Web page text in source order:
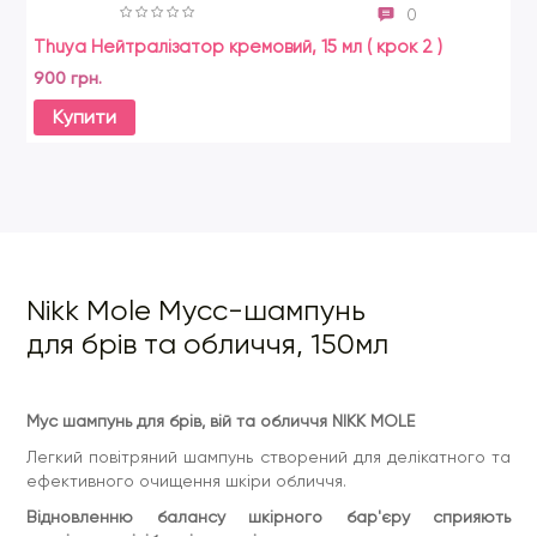
0
Thuya Нейтралізатор кремовий, 15 мл ( крок 2 )
900 грн.
Купити
Nikk Mole Мусс-шампунь
для брів та обличчя, 150мл
Мус шампунь для брів, вій та обличчя NIKK MOLE
Легкий повітряний шампунь створений для делікатного та
ефективного очищення шкіри обличчя.
Відновленню балансу шкірного бар'єру сприяють